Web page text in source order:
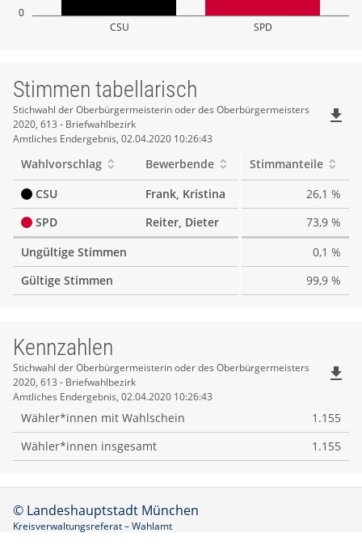
0
CSU SPD
Stimmen tabellarisch
Stimmen
tabellarisch
Stichwahl der Oberbürgermeisterin oder des Oberbürgermeisters
2020, 613 - Briefwahlbezirk
Amtliches Endergebnis, 02.04.2020 10:26:43
file_download
Wahlvorschlag Bewerbende
Stimmanteile
CSU
Frank, Kristina
26,1 %
SPD
Reiter, Dieter
73,9 %
Ungültige Stimmen
0,1 %
Gültige Stimmen
99,9 %
Kennzahlen
Kennzahlen
Stichwahl der Oberbürgermeisterin oder des Oberbürgermeisters
2020, 613 - Briefwahlbezirk
Amtliches Endergebnis, 02.04.2020 10:26:43
file_download
Wähler*innen mit Wahlschein
1.155
Wähler*innen insgesamt
1.155
© Landeshauptstadt München
Kreisverwaltungsreferat – Wahlamt